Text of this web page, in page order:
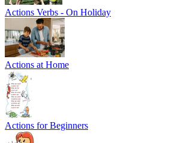
Actions Verbs - On Holiday
Actions at Home
Actions for Beginners